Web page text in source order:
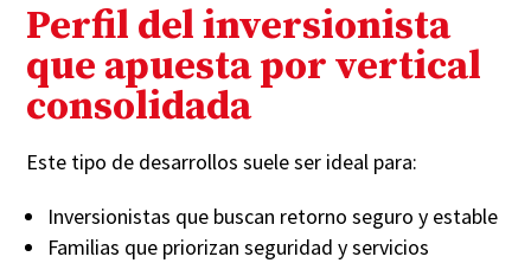
Perfil del inversionista
que apuesta por vertical
consolidada
Este tipo de desarrollos suele ser ideal para:
Inversionistas que buscan retorno seguro y estable
Familias que priorizan seguridad y servicios